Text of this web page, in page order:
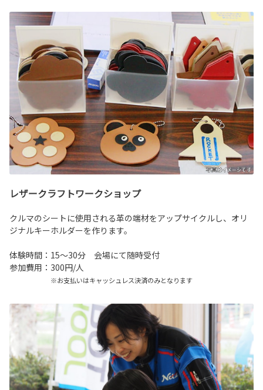
レザークラフトワークショップ
クルマのシートに使用される革の端材をアップサイクルし、オリ
ジナルキーホルダーを作ります。
体験時間：15～30分 会場にて随時受付
参加費用：300円/人
※お支払いはキャッシュレス決済のみとなります